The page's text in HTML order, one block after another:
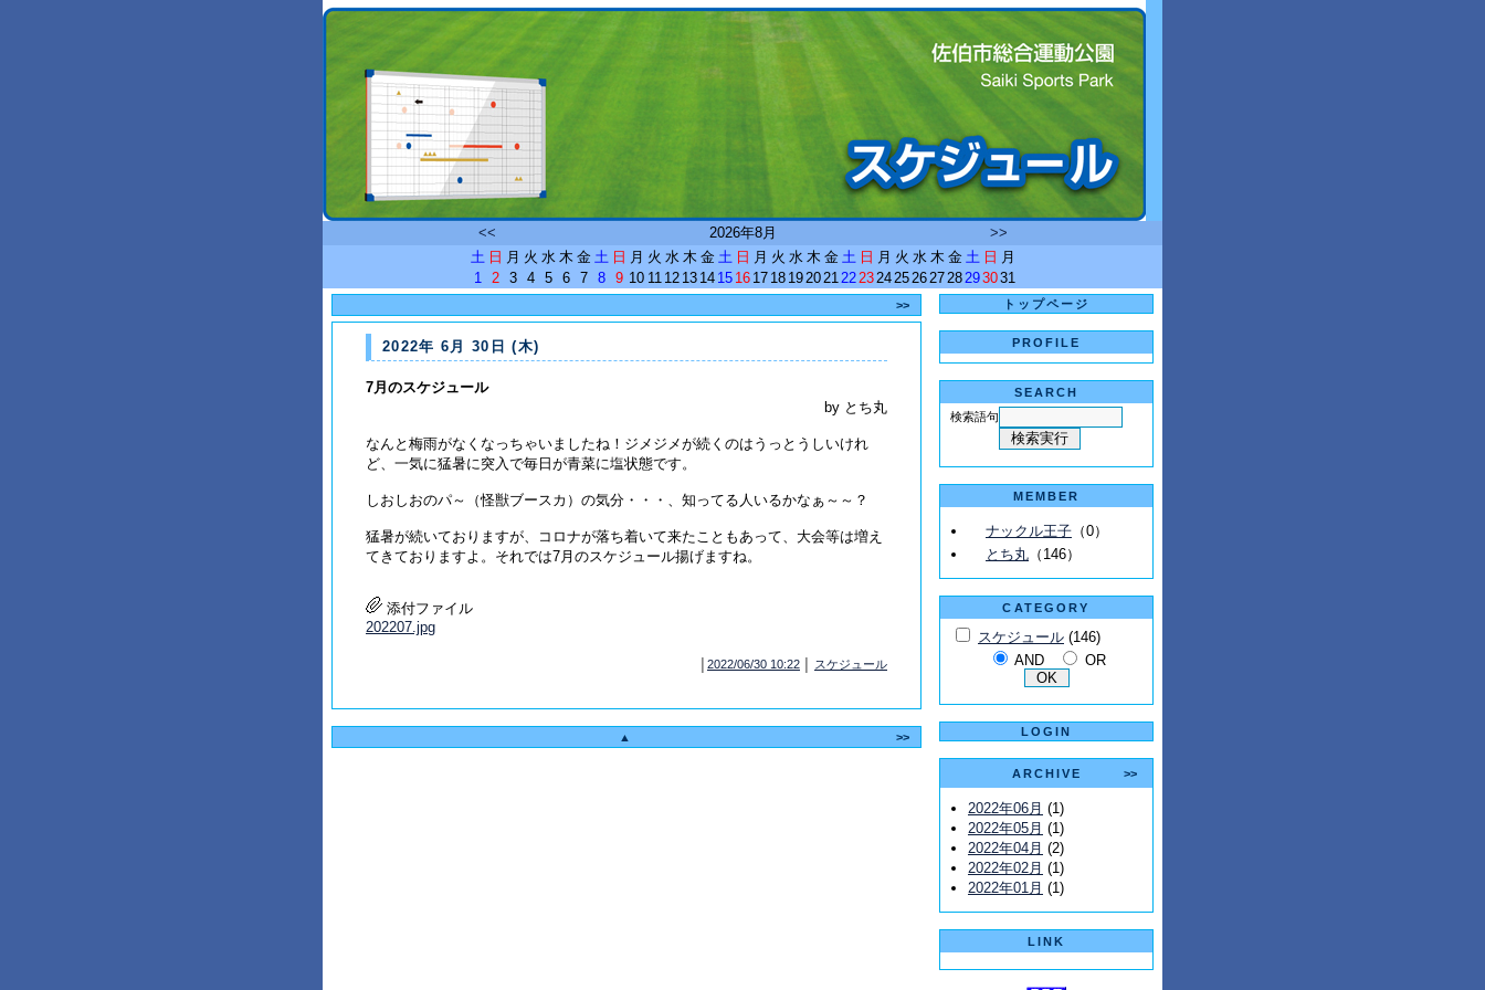
<< 2026年8月
>>
土 日 月 火 水 木 金 土 日 月 火 水 木 金 土 日 月 火 水 木 金 土 日 月 火 水 木 金 土 日 月
1
2 3 4 5 6 7 8 9 10 11 12 13 14 15 16 17 18 19202122232425262728293031
>>
2022年 6月 30日 (木)
7月のスケジュール
by とち丸
なんと梅雨がなくなっちゃいましたね！ジメジメが続くのはうっとうしいけれ
ど、一気に猛暑に突入で毎日が青菜に塩状態です。
しおしおのパ～（怪獣ブースカ）の気分・・・、知ってる人いるかなぁ～～？
猛暑が続いておりますが、コロナが落ち着いて来たこともあって、大会等は増え
てきておりますよ。それでは7月のスケジュール揚げますね。
添付ファイル
202207.jpg
2022/06/30 10:22 スケジュール
▲ >>
トップページ
PROFILE
SEARCH
検索語句
MEMBER
ナックル王子 （0）
とち丸 （146）
CATEGORY
スケジュール (146)
AND
OR
LOGIN
ARCHIVE >>
2022年06月 (1)
2022年05月 (1)
2022年04月 (2)
2022年02月 (1)
2022年01月 (1)
LINK